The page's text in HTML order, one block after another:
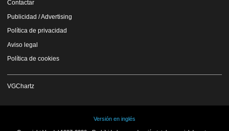
Contactar
Publicidad / Advertising
Política de privacidad
Aviso legal
Política de cookies
VGChartz
Versión en inglés